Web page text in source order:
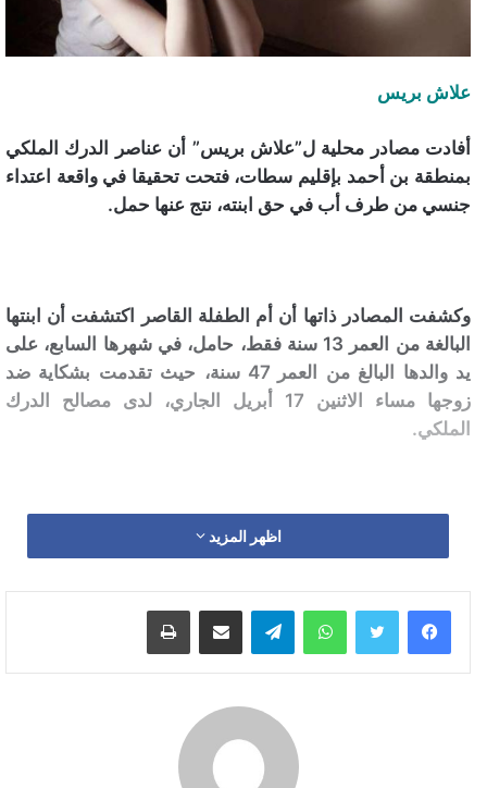
علاش بريس
أفادت مصادر محلية ل”علاش بريس” أن عناصر الدرك الملكي
بمنطقة بن أحمد بإقليم سطات، فتحت تحقيقا في واقعة اعتداء
جنسي من طرف أب في حق ابنته، نتج عنها حمل.
وكشفت المصادر ذاتها أن أم الطفلة القاصر اكتشفت أن ابنتها
البالغة من العمر 13 سنة فقط، حامل، في شهرها السابع، على
يد والدها البالغ من العمر 47 سنة، حيث تقدمت بشكاية ضد
زوجها مساء الاثنين 17 أبريل الجاري، لدى مصالح الدرك
الملكي.
وتضيف نفس المصادر أنه تم الاستماع للطفلة الضحية
الاستئناف بسطات، إذ تبين من خلال مجريات البحث أن الأب
كان يمارس الجنس على ابنته بشكل سطحي ما يقارب الأربع
سنوات.
وقامت عناصر الدرك الملكي باعتقال المعني بالأمر ووضعه تحت
اظهر المزيد
واتساب تيلقرام مشاركة عبر البريد طباعة